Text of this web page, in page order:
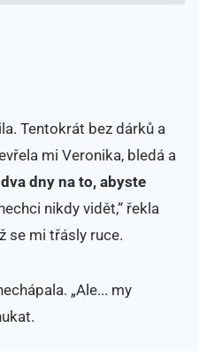
Tentokrát bez dárků a
mi Veronika, bledá a
dny na to, abyste
nikdy vidět,“ řekla
se mi třásly ruce.
„Ale... my